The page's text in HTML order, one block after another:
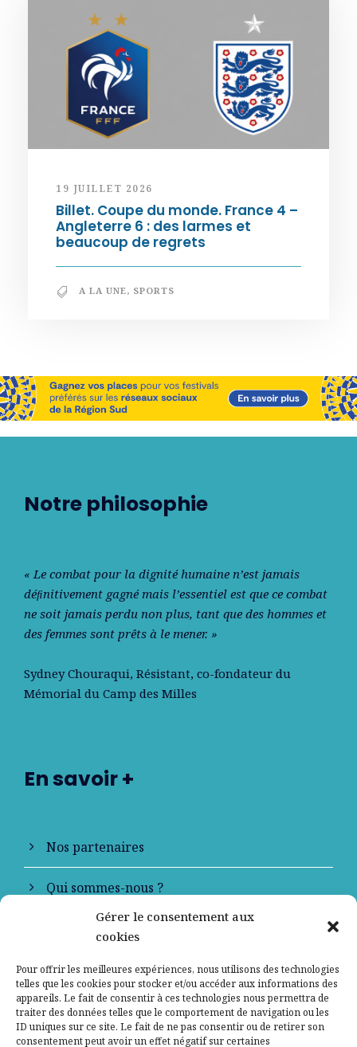
Gérer le consentement aux
cookies
Pour offrir les meilleures expériences, nous utilisons des technologies
telles que les cookies pour stocker et/ou accéder aux informations des
appareils. Le fait de consentir à ces technologies nous permettra de
traiter des données telles que le comportement de navigation ou les
ID uniques sur ce site. Le fait de ne pas consentir ou de retirer son
consentement peut avoir un effet négatif sur certaines
19 JUILLET 2026
Billet. Coupe du monde. France 4 –
Angleterre 6 : des larmes et
beaucoup de regrets
A LA UNE, SPORTS
Notre philosophie
« Le combat pour la dignité humaine n’est jamais
déﬁnitivement gagné mais l’essentiel est que ce combat
ne soit jamais perdu non plus, tant que des hommes et
des femmes sont prêts à le mener. »
Sydney Chouraqui, Résistant, co-fondateur du
Mémorial du Camp des Milles
En savoir +
Nos partenaires
Qui sommes-nous ?
Contactez-nous
Mentions légales
Politique de confidentialité